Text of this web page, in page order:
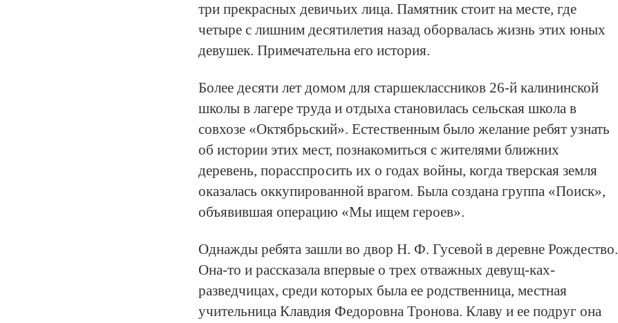
три прекрасных девичьих лица. Памятник стоит на месте, где
четыре с лишним десятилетия назад оборвалась жизнь этих юных
девушек. Примечательна его история.
Более десяти лет домом для старшеклассников 26-й калининской
школы в лагере труда и отдыха становилась сельская школа в
совхозе «Октябрьский». Естественным было желание ребят узнать
об истории этих мест, познакомиться с жителями ближних
деревень, порасспросить их о годах войны, когда тверская земля
оказалась оккупированной врагом. Была создана группа «Поиск»,
объявившая операцию «Мы ищем героев».
Однажды ребята зашли во двор Н. Ф. Гусевой в деревне Рождество.
Она-то и рассказала впервые о трех отважных девущ-ках-
разведчицах, среди которых была ее родственница, местная
учительница Клавдия Федоровна Тронова. Клаву и ее подруг она